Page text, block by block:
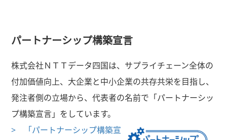
パートナーシップ構築宣言
株式会社ＮＴＴデータ四国は、サプライチェーン全体の
付加価値向上、大企業と中小企業の共存共栄を目指し、
発注者側の立場から、代表者の名前で「パートナーシッ
プ構築宣言」をしています。
> 「パートナーシップ構築宣